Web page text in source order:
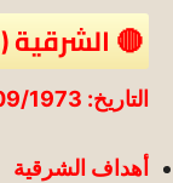
🔴 الشرقية (1-2) الإسماعيلي
التاريخ: 21/09/1973
أهداف الشرقية